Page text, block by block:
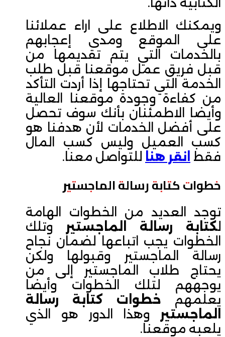
ويمكنك الاطلاع على اراء عملائنا
على الموقع ومدى إعجابهم
بالخدمات التي يتم تقديمها من
قبل فريق عمل موقعنا قبل طلب
الخدمة التي تحتاجها إذا أردت التأكد
من كفاءة وجودة موقعنا العالية
وأيضا الاطمئنان بأنك سوف تحصل
على أفضل الخدمات لأن هدفنا هو
كسب العميل وليس كسب المال
فقط انقر هنا للتواصل معنا.
خطوات كتابة رسالة الماجستير
توجد العديد من الخطوات الهامة
لكتابة رسالة الماجستير وتلك
الخطوات يجب اتباعها لضمان نجاح
رسالة الماجستير وقبولها ولكن
يحتاج طلاب الماجستير إلى من
يوجههم لتلك الخطوات وأيضا
يعلمهم خطوات كتابة رسالة
الماجستير
وهذا الدور هو الذي
يلعبه موقعنا.